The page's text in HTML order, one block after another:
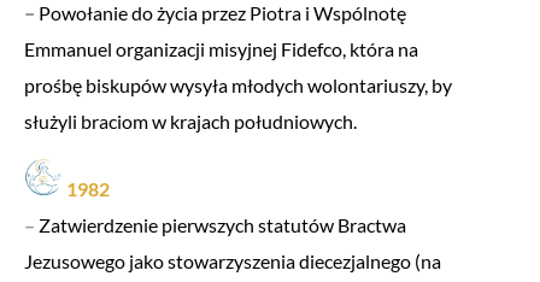
– Powołanie do życia przez Piotra i Wspólnotę
Emmanuel organizacji misyjnej Fidefco, która na
prośbę biskupów wysyła młodych wolontariuszy, by
służyli braciom w krajach południowych.
1982
– Zatwierdzenie pierwszych statutów Bractwa
Jezusowego jako stowarzyszenia diecezjalnego (na